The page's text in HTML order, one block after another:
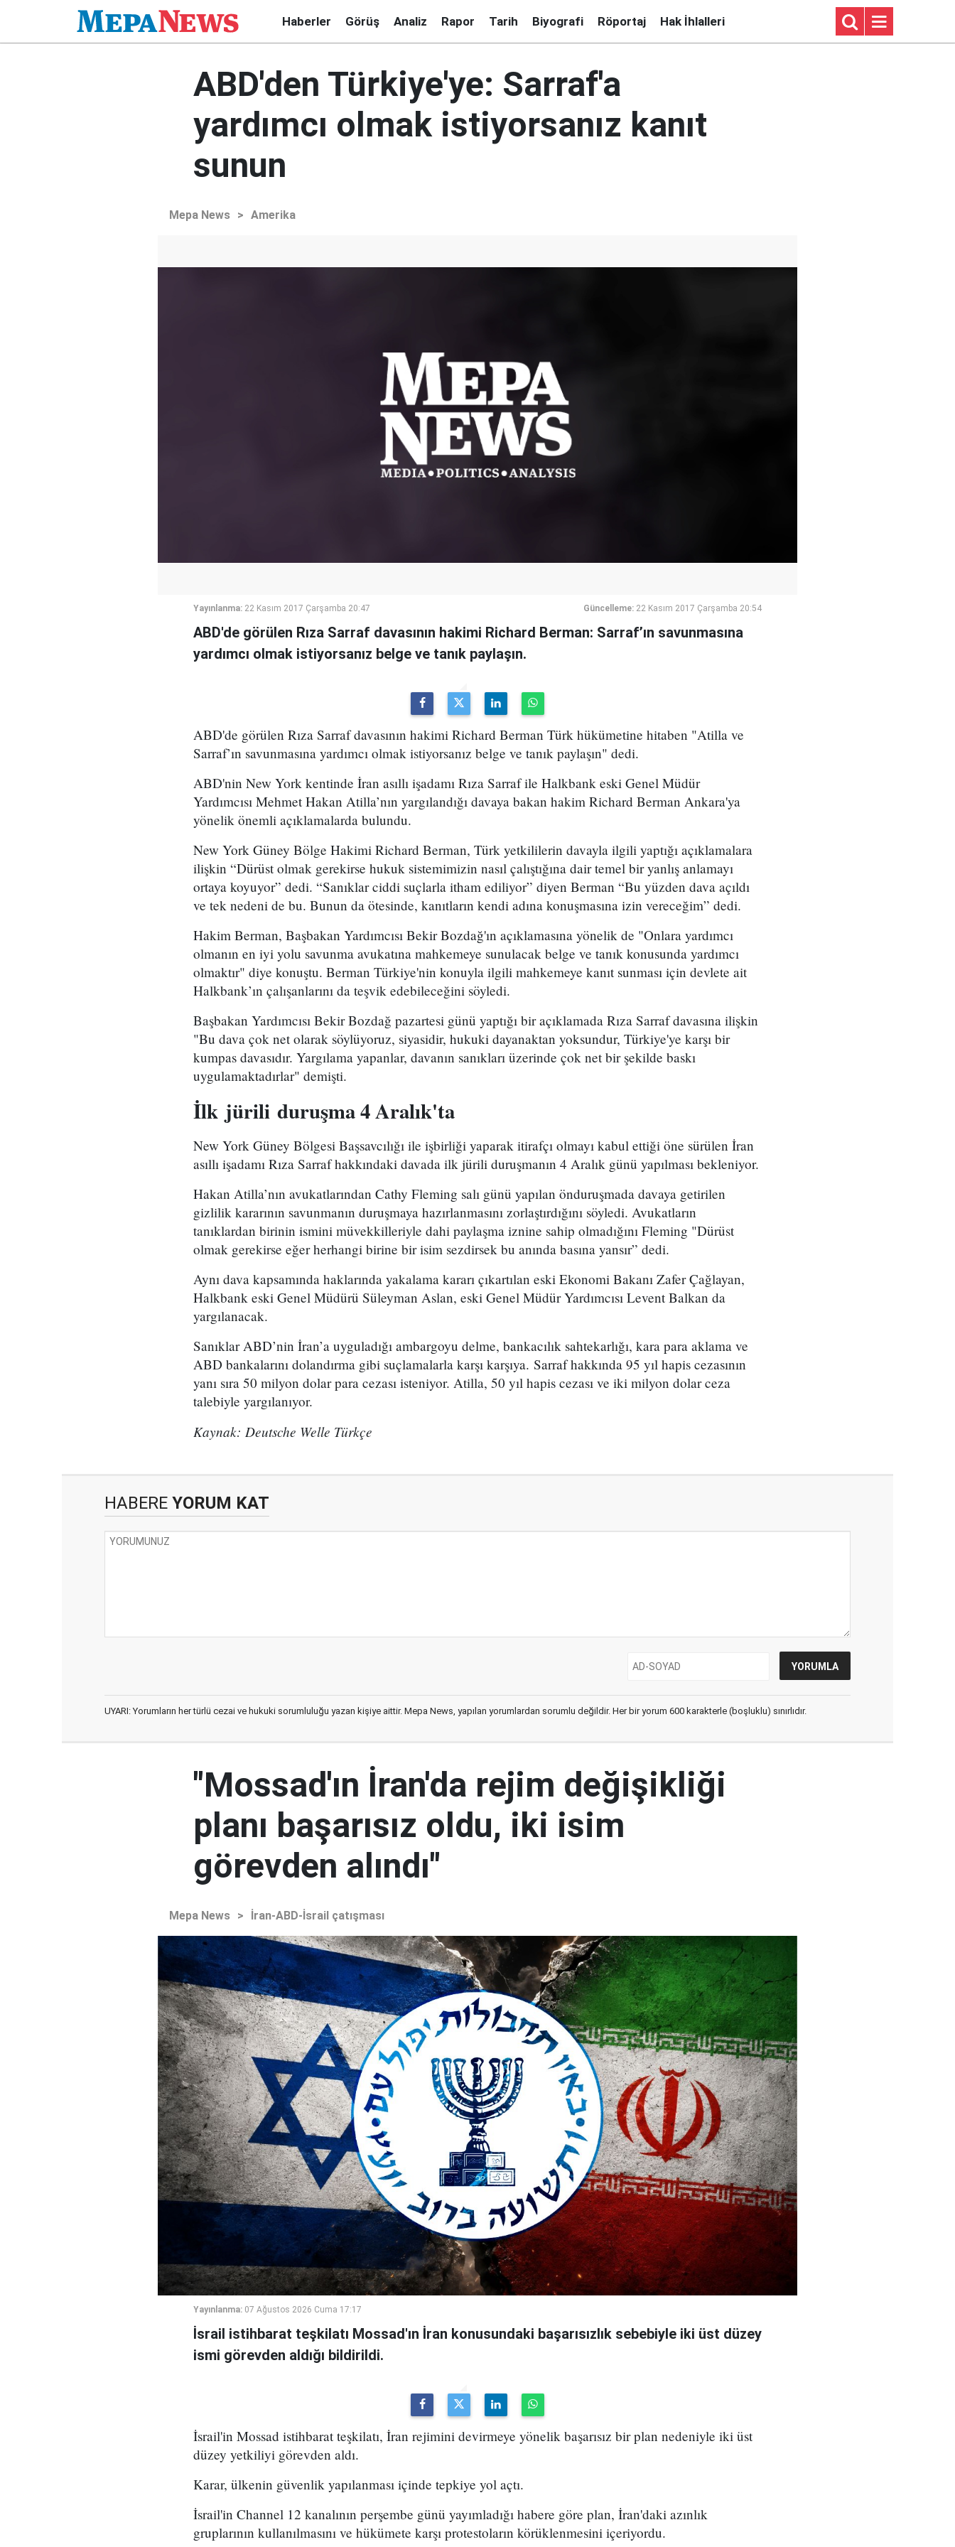
Haberler Görüş Analiz Rapor Tarih Biyografi Röportaj Hak İhlalleri
ABD'den Türkiye'ye: Sarraf'a
yardımcı olmak istiyorsanız kanıt
sunun
Mepa News > Amerika
Yayınlanma: 22 Kasım 2017 Çarşamba 20:47 Güncelleme: 22 Kasım 2017 Çarşamba 20:54
ABD'de görülen Rıza Sarraf davasının hakimi Richard Berman: Sarraf’ın savunmasına
yardımcı olmak istiyorsanız belge ve tanık paylaşın.
ABD'de görülen Rıza Sarraf davasının hakimi Richard Berman Türk hükümetine hitaben "Atilla ve
Sarraf’ın savunmasına yardımcı olmak istiyorsanız belge ve tanık paylaşın" dedi.
ABD'nin New York kentinde İran asıllı işadamı Rıza Sarraf ile Halkbank eski Genel Müdür
Yardımcısı Mehmet Hakan Atilla’nın yargılandığı davaya bakan hakim Richard Berman Ankara'ya
yönelik önemli açıklamalarda bulundu.
New York Güney Bölge Hakimi Richard Berman, Türk yetkililerin davayla ilgili yaptığı açıklamalara
ilişkin “Dürüst olmak gerekirse hukuk sistemimizin nasıl çalıştığına dair temel bir yanlış anlamayı
ortaya koyuyor” dedi. “Sanıklar ciddi suçlarla itham ediliyor” diyen Berman “Bu yüzden dava açıldı
ve tek nedeni de bu. Bunun da ötesinde, kanıtların kendi adına konuşmasına izin vereceğim” dedi.
Hakim Berman, Başbakan Yardımcısı Bekir Bozdağ'ın açıklamasına yönelik de "Onlara yardımcı
olmanın en iyi yolu savunma avukatına mahkemeye sunulacak belge ve tanık konusunda yardımcı
olmaktır" diye konuştu. Berman Türkiye'nin konuyla ilgili mahkemeye kanıt sunması için devlete ait
Halkbank’ın çalışanlarını da teşvik edebileceğini söyledi.
Başbakan Yardımcısı Bekir Bozdağ pazartesi günü yaptığı bir açıklamada Rıza Sarraf davasına ilişkin
"Bu dava çok net olarak söylüyoruz, siyasidir, hukuki dayanaktan yoksundur, Türkiye'ye karşı bir
kumpas davasıdır. Yargılama yapanlar, davanın sanıkları üzerinde çok net bir şekilde baskı
uygulamaktadırlar" demişti.
İlk jürili duruşma 4 Aralık'ta
New York Güney Bölgesi Başsavcılığı ile işbirliği yaparak itirafçı olmayı kabul ettiği öne sürülen İran
asıllı işadamı Rıza Sarraf hakkındaki davada ilk jürili duruşmanın 4 Aralık günü yapılması bekleniyor.
Hakan Atilla’nın avukatlarından Cathy Fleming salı günü yapılan önduruşmada davaya getirilen
gizlilik kararının savunmanın duruşmaya hazırlanmasını zorlaştırdığını söyledi. Avukatların
tanıklardan birinin ismini müvekkilleriyle dahi paylaşma iznine sahip olmadığını Fleming "Dürüst
olmak gerekirse eğer herhangi birine bir isim sezdirsek bu anında basına yansır” dedi.
Aynı dava kapsamında haklarında yakalama kararı çıkartılan eski Ekonomi Bakanı Zafer Çağlayan,
Halkbank eski Genel Müdürü Süleyman Aslan, eski Genel Müdür Yardımcısı Levent Balkan da
yargılanacak.
Sanıklar ABD’nin İran’a uyguladığı ambargoyu delme, bankacılık sahtekarlığı, kara para aklama ve
ABD bankalarını dolandırma gibi suçlamalarla karşı karşıya. Sarraf hakkında 95 yıl hapis cezasının
yanı sıra 50 milyon dolar para cezası isteniyor. Atilla, 50 yıl hapis cezası ve iki milyon dolar ceza
talebiyle yargılanıyor.
Kaynak: Deutsche Welle Türkçe
HABERE YORUM KAT
UYARI: Yorumların her türlü cezai ve hukuki sorumluluğu yazan kişiye aittir. Mepa News, yapılan yorumlardan sorumlu değildir. Her bir yorum 600 karakterle (boşluklu) sınırlıdır.
"Mossad'ın İran'da rejim değişikliği
planı başarısız oldu, iki isim
görevden alındı"
Mepa News > İran-ABD-İsrail çatışması
Yayınlanma: 07 Ağustos 2026 Cuma 17:17
İsrail istihbarat teşkilatı Mossad'ın İran konusundaki başarısızlık sebebiyle iki üst düzey
ismi görevden aldığı bildirildi.
İsrail'in Mossad istihbarat teşkilatı, İran rejimini devirmeye yönelik başarısız bir plan nedeniyle iki üst
düzey yetkiliyi görevden aldı.
Karar, ülkenin güvenlik yapılanması içinde tepkiye yol açtı.
İsrail'in Channel 12 kanalının perşembe günü yayımladığı habere göre plan, İran'daki azınlık
gruplarının kullanılmasını ve hükümete karşı protestoların körüklenmesini içeriyordu.